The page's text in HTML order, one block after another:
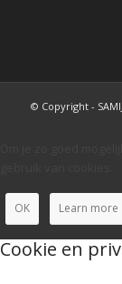
© Copyright -
OK Learn more
Cookie en